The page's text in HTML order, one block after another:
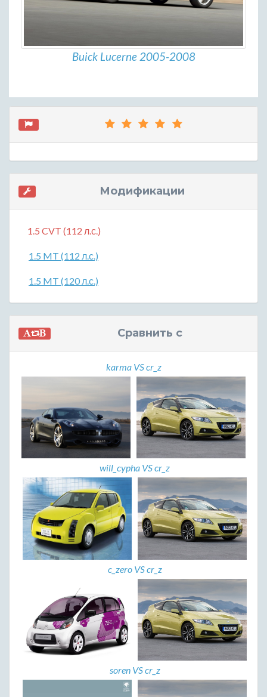
Buick Lucerne 2005-2008
Модификации
1.5 CVT (112 л.с.)
1.5 MT (112 л.с.)
1.5 MT (120 л.с.)
Сравнить с
karma VS cr_z
will_cypha VS cr_z
c_zero VS cr_z
soren VS cr_z